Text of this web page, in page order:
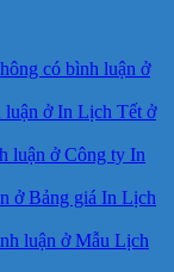
có bình luận ở
luận ở In Lịch Tết ở
luận ở Công ty In
ở Bảng giá In Lịch
luận ở Mẫu Lịch